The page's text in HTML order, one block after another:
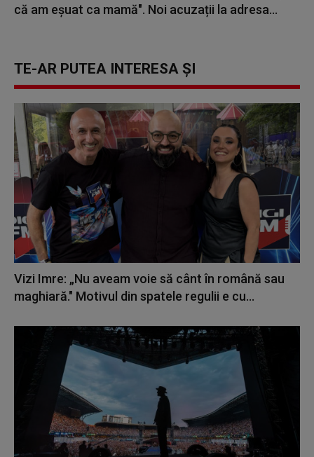
că am eșuat ca mamă". Noi acuzații la adresa...
TE-AR PUTEA INTERESA ȘI
Vizi Imre: „Nu aveam voie să cânt în română sau
maghiară." Motivul din spatele regulii e cu...